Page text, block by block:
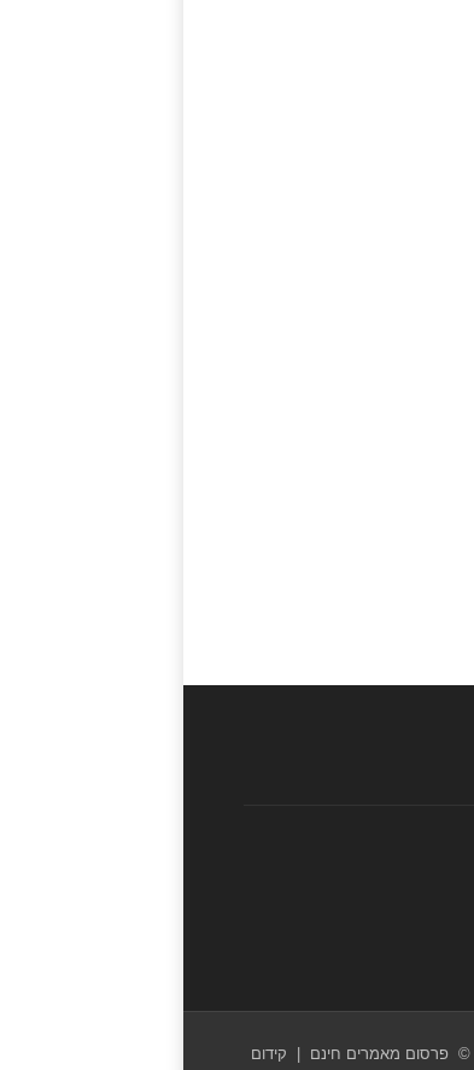
© פרסום מאמרים חינם קידום